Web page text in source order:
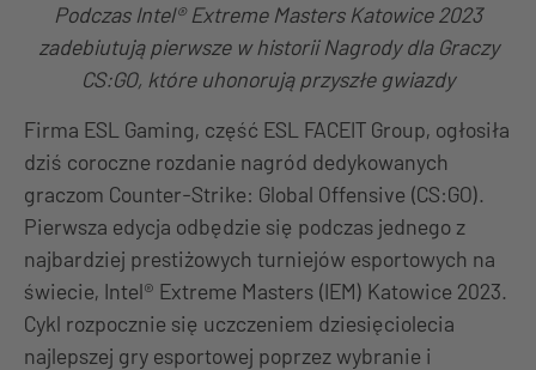
Podczas Intel® Extreme Masters Katowice 2023
zadebiutują pierwsze w historii Nagrody dla Graczy
CS:GO, które uhonorują przyszłe gwiazdy
Firma ESL Gaming, część ESL FACEIT Group, ogłosiła
dziś coroczne rozdanie nagród dedykowanych
graczom Counter-Strike: Global Offensive (CS:GO).
Pierwsza edycja odbędzie się podczas jednego z
najbardziej prestiżowych turniejów esportowych na
świecie, Intel® Extreme Masters (IEM) Katowice 2023.
Cykl rozpocznie się uczczeniem dziesięciolecia
najlepszej gry esportowej poprzez wybranie i